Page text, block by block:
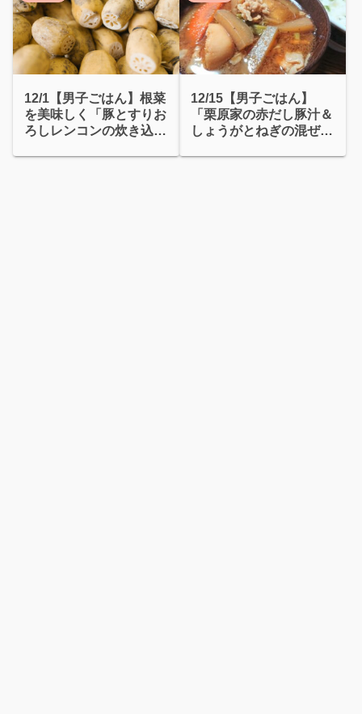
12/1【男子ごはん】根菜
を美味しく「豚とすりお
ろしレンコンの炊き込み
12/15【男子ごはん】
「栗原家の赤だし豚汁＆
しょうがとねぎの混ぜご